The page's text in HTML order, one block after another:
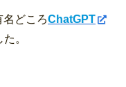
どころChatGPT
。